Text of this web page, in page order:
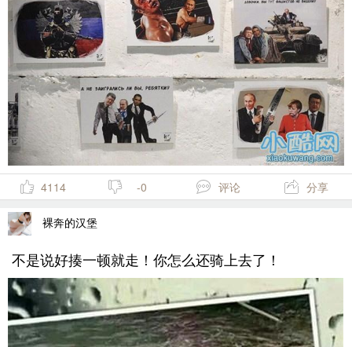
4114 -0 评论 分享
裸奔的汉堡
不是说好揍一顿就走！你怎么还骑上去了！